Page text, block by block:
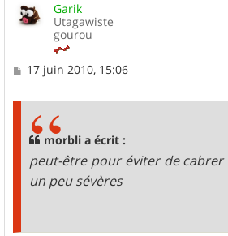
Garik
Utagawiste
gourou
M17 juin 2010, 15:06
morbli a écrit :
peut-être pour éviter de cabrer
un peu sévères